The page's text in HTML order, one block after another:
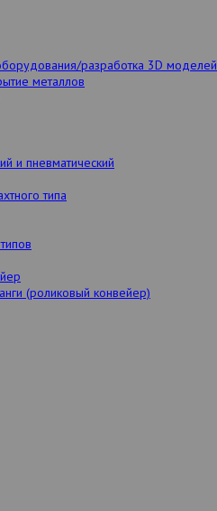
разработка 3D моделей
металлов
и пневматический
типа
(роликовый конвейер)